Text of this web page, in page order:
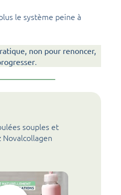
le système peine à
non pour renoncer,
.
souples et
Novalcollagen